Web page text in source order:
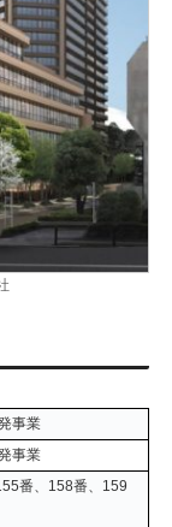
事業
事業
番、158番、159